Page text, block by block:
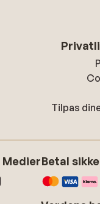
Tilpas
MedierBetal